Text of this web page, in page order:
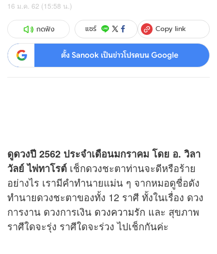
16 ม.ค. 62 (15:58 น.)
กดฟัง แชร์ Copy link
ตั้ง Sanook เป็นข่าวโปรดบน Google
ดูดวงปี 2562 ประจำเดือนมกราคม โดย อ. วิลา
วัลย์ ไพ่ทาโรต์ เช็กดวงชะตาท่านจะดีหรือร้าย
อย่างไร เรามีคำทำนายแม่น ๆ จากหมอดูชื่อดัง
ทำนายดวงชะตาของทั้ง 12 ราศี ทั้งในเรื่อง ดวง
การงาน ดวงการเงิน ดวงความรัก และ สุขภาพ
ราศีใดจะรุ่ง ราศีใดจะร่วง ไปเช็กกันค่ะ